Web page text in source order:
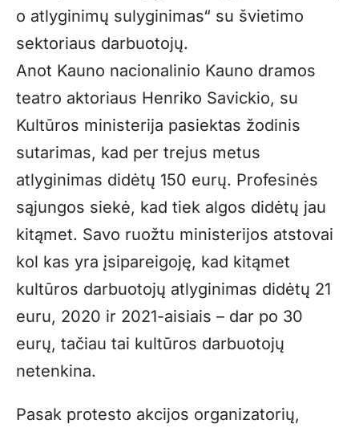
o atlyginimų sulyginimas“ su švietimo
sektoriaus darbuotojų.
Anot Kauno nacionalinio Kauno dramos
teatro aktoriaus Henriko Savickio, su
Kultūros ministerija pasiektas žodinis
sutarimas, kad per trejus metus
atlyginimas didėtų 150 eurų. Profesinės
sąjungos siekė, kad tiek algos didėtų jau
kitąmet. Savo ruožtu ministerijos atstovai
kol kas yra įsipareigoję, kad kitąmet
kultūros darbuotojų atlyginimas didėtų 21
euru, 2020 ir 2021-aisiais – dar po 30
eurų, tačiau tai kultūros darbuotojų
netenkina.
Pasak protesto akcijos organizatorių,